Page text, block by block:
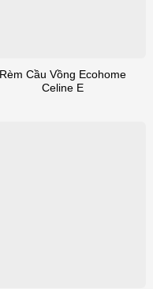
Rèm Cầu Vồng Ecohome
Celine E